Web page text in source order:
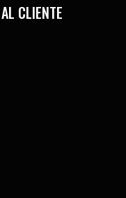
CLIENTE